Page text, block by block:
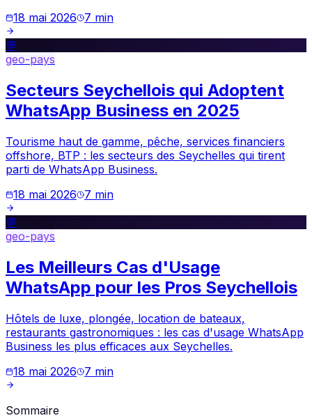
18 mai 2026
7 min
💬
geo-pays
Secteurs Seychellois qui Adoptent
WhatsApp Business en 2025
Tourisme haut de gamme, pêche, services financiers
offshore, BTP : les secteurs des Seychelles qui tirent
parti de WhatsApp Business.
18 mai 2026
7 min
💬
geo-pays
Les Meilleurs Cas d'Usage
WhatsApp pour les Pros Seychellois
Hôtels de luxe, plongée, location de bateaux,
restaurants gastronomiques : les cas d'usage WhatsApp
Business les plus efficaces aux Seychelles.
18 mai 2026
7 min
Sommaire